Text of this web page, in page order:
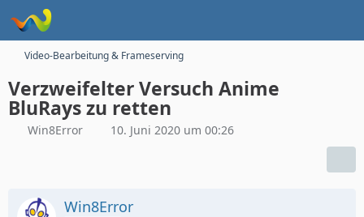
Video-Bearbeitung & Frameserving
Verzweifelter Versuch Anime
BluRays zu retten
Win8Error 10. Juni 2020 um 00:26
Win8Error